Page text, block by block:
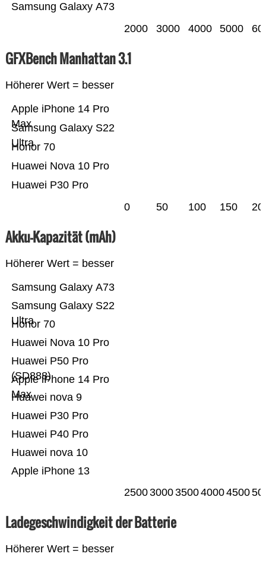
Samsung Galaxy A73
2000 3000 4000 5000
GFXBench Manhattan 3.1
Höherer Wert = besser
Huawei P30 Pro
Huawei Nova 10 Pro
Honor 70
Samsung Galaxy S22
Ultra
Apple iPhone 14 Pro
Max
0 50 100 150
Akku-Kapazität (mAh)
Höherer Wert = besser
Apple iPhone 13
Huawei nova 10
Huawei P40 Pro
Huawei P30 Pro
Huawei nova 9
Apple iPhone 14 Pro
Max
Huawei P50 Pro
(SD888)
Huawei Nova 10 Pro
Honor 70
Samsung Galaxy S22
Ultra
Samsung Galaxy A73
25003000350040004500
Ladegeschwindigkeit der Batterie
Höherer Wert = besser